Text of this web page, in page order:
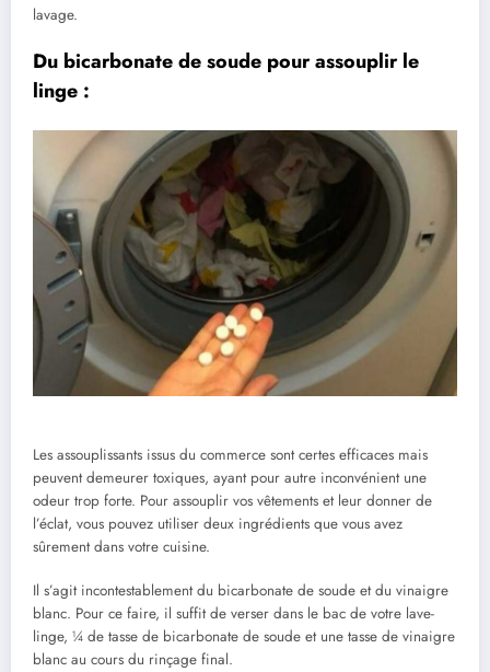
lavage.
Du bicarbonate de soude pour assouplir le
linge :
Les assouplissants issus du commerce sont certes efficaces mais
peuvent demeurer toxiques, ayant pour autre inconvénient une
odeur trop forte. Pour assouplir vos vêtements et leur donner de
l’éclat, vous pouvez utiliser deux ingrédients que vous avez
sûrement dans votre cuisine.
Il s’agit incontestablement du bicarbonate de soude et du vinaigre
blanc. Pour ce faire, il suffit de verser dans le bac de votre lave-
linge, ¼ de tasse de bicarbonate de soude et une tasse de vinaigre
blanc au cours du rinçage final.